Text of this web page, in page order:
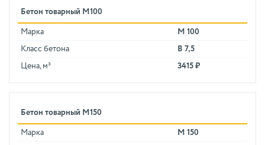
Бетон товарный М100
Марка М 100
Класс бетона В 7,5
Цена, м³ 3415 ₽
Бетон товарный М150
Марка М 150